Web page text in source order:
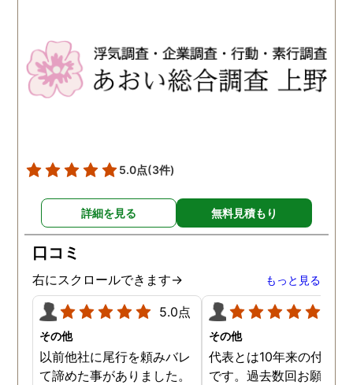
5.0点(3件)
詳細を見る 無料見積もり
口コミ
右にスクロールできます→ もっと見る
5.0点
その他
以前他社に尾行を頼みバレ
て諦めた事がありました。
その他
代表とは10年来の付き合
です。過去数回お願いし